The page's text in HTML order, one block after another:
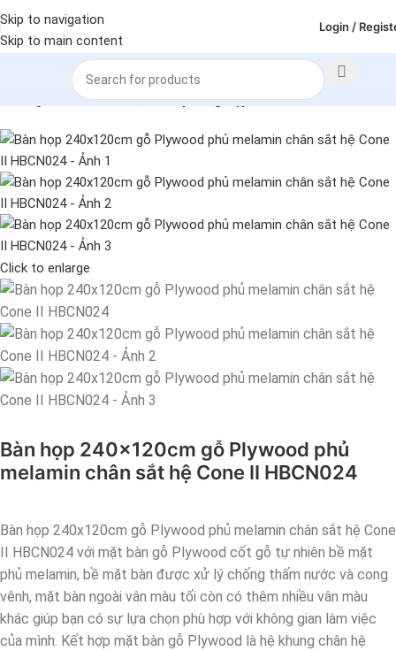
Skip to navigation
Skip to main content
Login /
Bàn làm việc Bàn phòng họp
Click to enlarge
Bàn họp 240x120cm gỗ Plywood phủ
melamin chân sắt hệ Cone II HBCN024
Bàn họp 240x120cm gỗ Plywood phủ melamin chân sắt hệ Cone
II HBCN024 với mặt bàn gỗ Plywood cốt gỗ tự nhiên bề mặt
phủ melamin, bề mặt bàn được xử lý chống thấm nước và cong
vênh, mặt bàn ngoài vân màu tối còn có thêm nhiều vân màu
khác giúp bạn có sự lựa chọn phù hợp với không gian làm việc
của mình. Kết hợp mặt bàn gỗ Plywood là hệ khung chân hệ